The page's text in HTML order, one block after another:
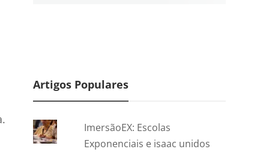
Artigos Populares
ImersãoEX: Escolas
Exponenciais e isaac unidos